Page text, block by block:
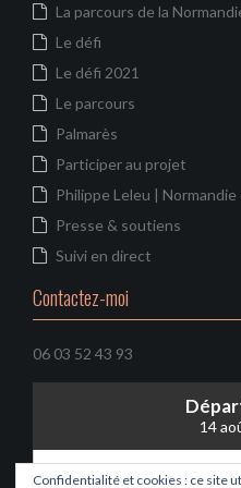
La parcours de la
Le défi
Le défi 2021
Le parcours
Palmarès
Participer au projet
Philippe Leleu |
Presse & soutiens
Suivi en direct
Contactez-moi
06 03 52 43 93
14
Confidentialité et cookies : ce site